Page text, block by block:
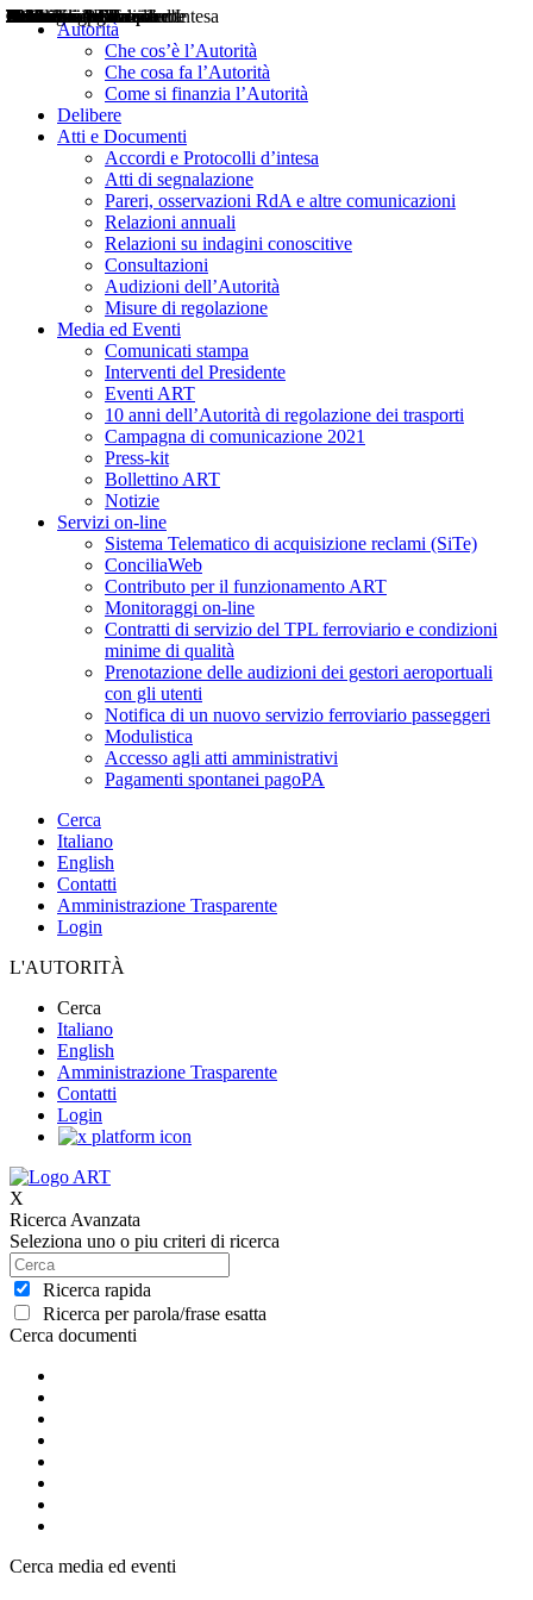
Autorità
Che cos’è l’Autorità
Che cosa fa l’Autorità
Come si finanzia l’Autorità
Delibere
Atti e Documenti
Accordi e Protocolli d’intesa
Atti di segnalazione
Pareri, osservazioni RdA e altre comunicazioni
Relazioni annuali
Relazioni su indagini conoscitive
Consultazioni
Audizioni dell’Autorità
Misure di regolazione
Media ed Eventi
Comunicati stampa
Interventi del Presidente
Eventi ART
10 anni dell’Autorità di regolazione dei trasporti
Campagna di comunicazione 2021
Press-kit
Bollettino ART
Notizie
Servizi on-line
Sistema Telematico di acquisizione reclami (SiTe)
ConciliaWeb
Contributo per il funzionamento ART
Monitoraggi on-line
Contratti di servizio del TPL ferroviario e condizioni
minime di qualità
Prenotazione delle audizioni dei gestori aeroportuali
con gli utenti
Notifica di un nuovo servizio ferroviario passeggeri
Modulistica
Accesso agli atti amministrativi
Pagamenti spontanei pagoPA
Cerca
Italiano
English
Contatti
Amministrazione Trasparente
Login
L'AUTORITÀ
Cerca
Italiano
English
Amministrazione Trasparente
Contatti
Login
X
Ricerca Avanzata
Seleziona uno o piu criteri di ricerca
Ricerca rapida
Ricerca per parola/frase esatta
Cerca documenti
Delibere
Pareri
Consultazioni
Audizioni
Atti di Segnalazione
Accordi e Protocolli d'Intesa
Relazioni annuali
Misure di regolazione
Cerca media ed eventi
Notizie
Comunicati Stampa
Bollettini ART
Convegni ART
Interviste del Presidente
Articoli in primo piano
Interventi del Presidente
2004
2005
2010
2013
2014
2015
2016
2017
2018
2019
202
2020
2021
2022
2023
2024
2025
2026
Aereo
Marittimo
Terrestre